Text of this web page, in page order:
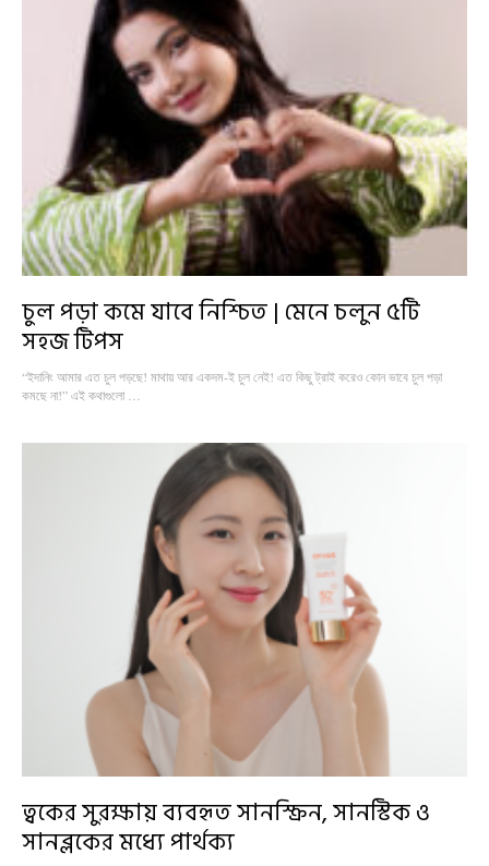
চুল পড়া কমে যাবে নিশ্চিত | মেনে চলুন ৫টি
সহজ টিপস
“ইদানিং আমার এত চুল পড়ছে! মাথায় আর একদম-ই চুল নেই! এত কিছু ট্রাই করেও কোন ভাবে চুল পড়া
কমছে না!” এই কথাগুলো …
ত্বকের সুরক্ষায় ব্যবহৃত সানস্ক্রিন, সানস্টিক ও
সানব্লকের মধ্যে পার্থক্য